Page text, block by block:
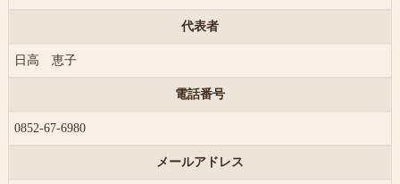
代表者
日高 恵子
電話番号
0852-67-6980
メールアドレス